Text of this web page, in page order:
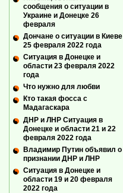
сообщения о ситуации в
Украине и Донецке 26
февраля
Дончане о ситуации в Киеве
25 февраля 2022 года
Ситуация в Донецке и
области 23 февраля 2022
года
Что нужно для любви
Кто такая фосса с
Мадагаскара
ДНР и ЛНР Ситуация в
Донецке и области 21 и 22
февраля 2022 года
Владимир Путин объявил о
признании ДНР и ЛНР
Ситуация в Донецке и
области 19 и 20 февраля
2022 года